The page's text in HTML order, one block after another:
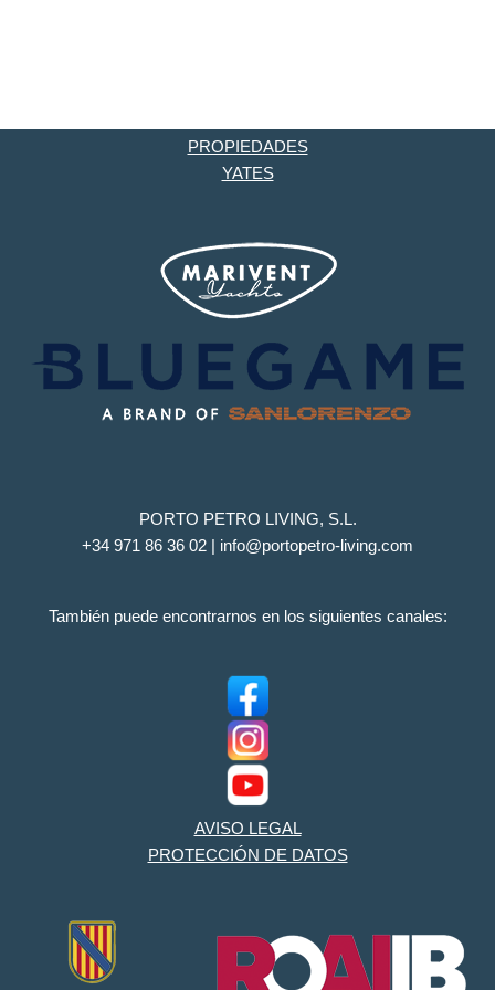
PROPIEDADES
YATES
PORTO PETRO LIVING, S.L.
+34 971 86 36 02 | info@portopetro-living.com
También puede encontrarnos en los siguientes canales:
AVISO LEGAL
PROTECCIÓN DE DATOS